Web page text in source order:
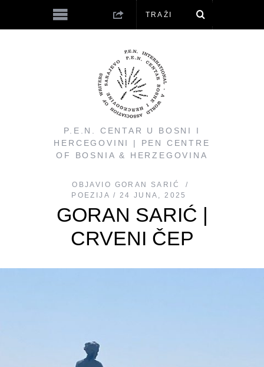
P.E.N. CENTAR U BOSNI I
HERCEGOVINI | PEN CENTRE
OF BOSNIA & HERZEGOVINA
OBJAVIO GORAN SARIĆ
POEZIJA
24 JUNA, 2025
GORAN SARIĆ |
CRVENI ČEP